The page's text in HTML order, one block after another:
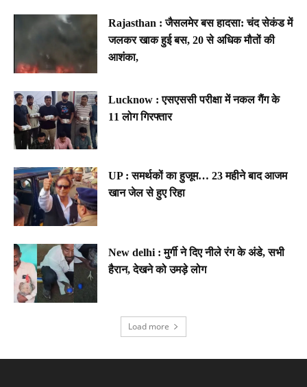
Rajasthan : जैसलमेर बस हादसा: चंद सेकंड में
जलकर खाक हुई बस, 20 से अधिक मौतों की
आशंका,
Lucknow : एसएससी परीक्षा में नकल गैंग के
11 लोग गिरफ्तार
UP : समर्थकों का हुजूम… 23 महीने बाद आजम
खान जेल से हुए रिहा
New delhi : मुर्गी ने दिए नीले रंग के अंडे, सभी
हैरान, देखने को उमड़े लोग
Load more